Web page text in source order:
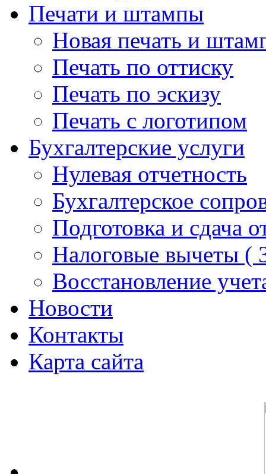
Печати и штампы
Новая печать и
Печать по оттиску
Печать по эскизу
Печать с логотипом
Бухгалтерские услуги
Нулевая отчетность
Бухгалтерское
Подготовка и сдача
Налоговые вычеты
Восстановление
Новости
Контакты
Карта сайта